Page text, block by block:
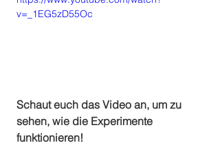
v=_1EG5zD55Oc
Schaut euch das Video an, um zu
sehen, wie die Experimente
funktionieren!